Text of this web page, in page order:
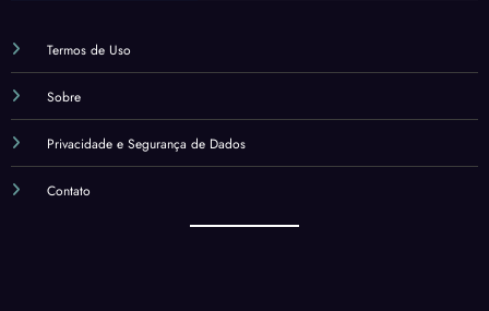
Termos de Uso
Sobre
Privacidade e Segurança de Dados
Contato